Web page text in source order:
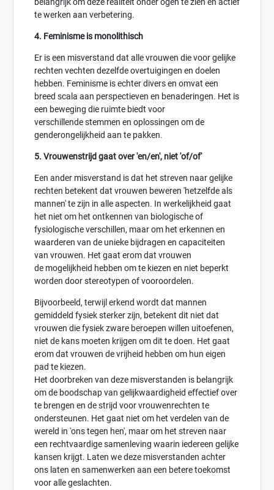
belangrijk om deze realiteit onder ogen te zien en actief
te werken aan verbetering.
4. Feminisme is monolithisch
Er is een misverstand dat alle vrouwen die voor gelijke
rechten vechten dezelfde overtuigingen en doelen
hebben. Feminisme is echter divers en omvat een
breed scala aan perspectieven en benaderingen. Het is
een beweging die ruimte biedt voor
verschillende stemmen en oplossingen om de
genderongelijkheid aan te pakken.
5. Vrouwenstrijd gaat over 'en/en', niet 'of/of'
Een ander misverstand is dat het streven naar gelijke
rechten betekent dat vrouwen beweren 'hetzelfde als
mannen' te zijn in alle aspecten. In werkelijkheid gaat
het niet om het ontkennen van biologische of
fysiologische verschillen, maar om het erkennen en
waarderen van de unieke bijdragen en capaciteiten
van vrouwen. Het gaat erom dat vrouwen
de mogelijkheid hebben om te kiezen en niet beperkt
worden door stereotypen of vooroordelen.
Bijvoorbeeld, terwijl erkend wordt dat mannen
gemiddeld fysiek sterker zijn, betekent dit niet dat
vrouwen die fysiek zware beroepen willen uitoefenen,
niet de kans moeten krijgen om dit te doen. Het gaat
erom dat vrouwen de vrijheid hebben om hun eigen
pad te kiezen.
Het doorbreken van deze misverstanden is belangrijk
om de boodschap van gelijkwaardigheid effectief over
te brengen en de strijd voor vrouwenrechten te
ondersteunen. Het gaat niet om het verdelen van de
wereld in 'ons tegen hen', maar om het streven naar
een rechtvaardige samenleving waarin iedereen gelijke
kansen krijgt. Laten we deze misverstanden achter
ons laten en samenwerken aan een betere toekomst
voor alle geslachten.